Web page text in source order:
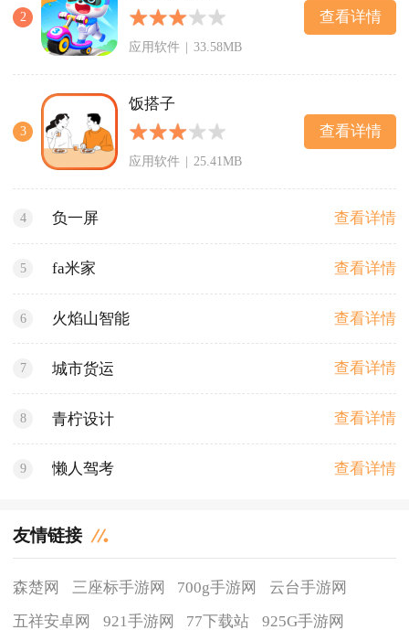
2
应用软件 | 33.58MB
查看详情
3
饭搭子
应用软件 | 25.41MB
查看详情
4 负一屏 查看详情
5 fa米家 查看详情
6 火焰山智能 查看详情
7 城市货运 查看详情
8 青柠设计 查看详情
9 懒人驾考 查看详情
友情链接
森楚网 三座标手游网 700g手游网
云台手游网
五祥安卓网
921手游网 77下载站 925G手游网